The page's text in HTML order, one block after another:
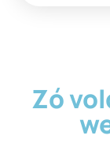
Zó